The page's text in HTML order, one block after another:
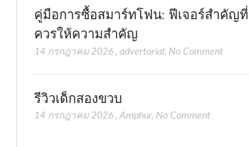
คู่มือการซื้อสมาร์ทโฟน: ฟีเจอร์สำคัญที่
ควรให้ความสำคัญ
14 กรกฎาคม 2026 ,advertorial, No Comment
รีวิวเด็กสองขวบ
14 กรกฎาคม 2026 ,Amphur, No Comment